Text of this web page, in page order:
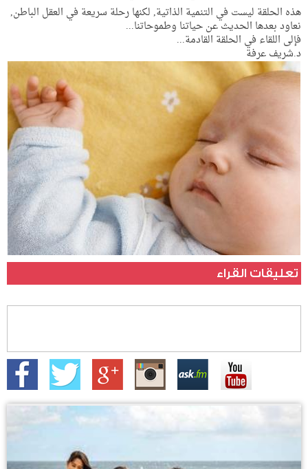
هذه الحلقة ليست في التنمية الذاتية, لكنها رحلة سريعة في العقل الباطن,
نعاود بعدها الحديث عن حياتنا وطموحاتنا...
فإلى اللقاء في الحلقة القادمة...
د.شريف عرفة
تعليقات القراء